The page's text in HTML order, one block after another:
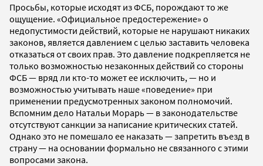
Просьбы, которые исходят из ФСБ, порождают то же
ощущение. «Официальное предостережение» о
недопустимости действий, которые не нарушают никаких
законов, является давлением с целью заставить человека
отказаться от своих прав. Это давление подкрепляется не
только возможностью незаконных действий со стороны
ФСБ — вряд ли кто-то может ее исключить, — но и
возможностью учитывать наше «поведение» при
применении предусмотренных законом полномочий.
Вспомним дело Натальи Морарь — в законодательстве
отсутствуют санкции за написание критических статей.
Однако это не помешало ее наказать — запретить въезд в
страну — на основании формально не связанного с этими
вопросами закона.